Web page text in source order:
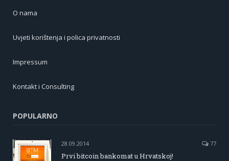
O nama
Uvjeti korištenja i polica privatnosti
Impressum
Kontakt i Consulting
POPULARNO
28.09.2014 77
Prvi bitcoin bankomat u Hrvatskoj!